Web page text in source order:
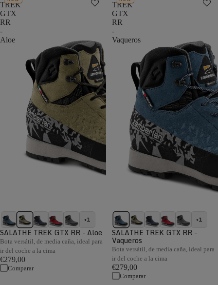
TREK
GTX
RR
-
Aloe
+1
SALATHE TREK GTX RR - Aloe
Bota versátil, de media caña, ideal para
ir del coche a la cima
€279,00
Comparar
TREK
GTX
RR
-
Vaqueros
+1
SALATHE TREK GTX RR -
Vaqueros
Bota versátil, de media caña, ideal para
ir del coche a la cima
€279,00
Comparar